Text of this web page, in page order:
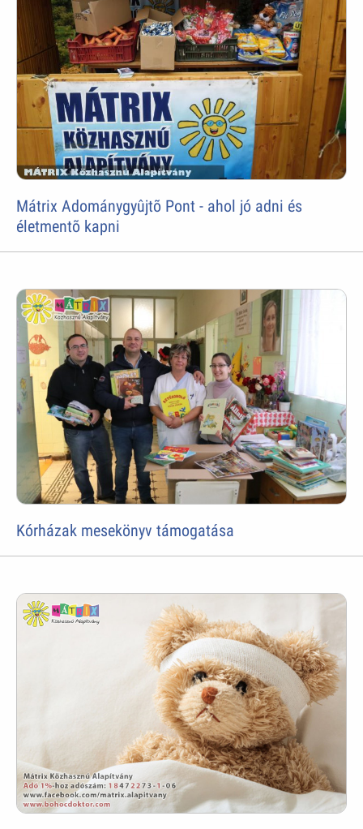
Mátrix Adománygyûjtõ Pont - ahol jó adni és
életmentõ kapni
Kórházak mesekönyv támogatása